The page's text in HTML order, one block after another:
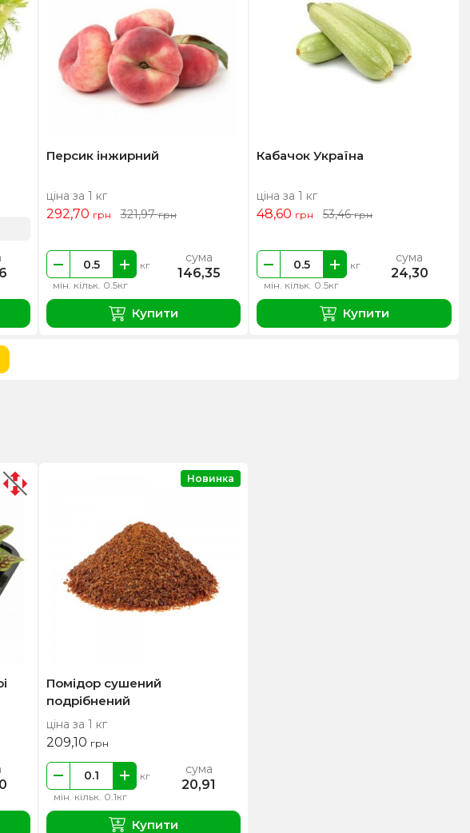
Персик інжирний
ціна за 1 кг
292,70 грн 321,97грн
мін. кільк. 0.5кг
кг сума
146,35
Купити
Кабачок Україна
ціна за 1 кг
48,60 грн 53,46грн
мін. кільк. 0.5кг
кг сума
24,30
Купити
Помідор сушений
подрібнений
ціна за 1 кг
209,10 грн
мін. кільк. 0.1кг
кг сума
20,91
Купити
Новинка